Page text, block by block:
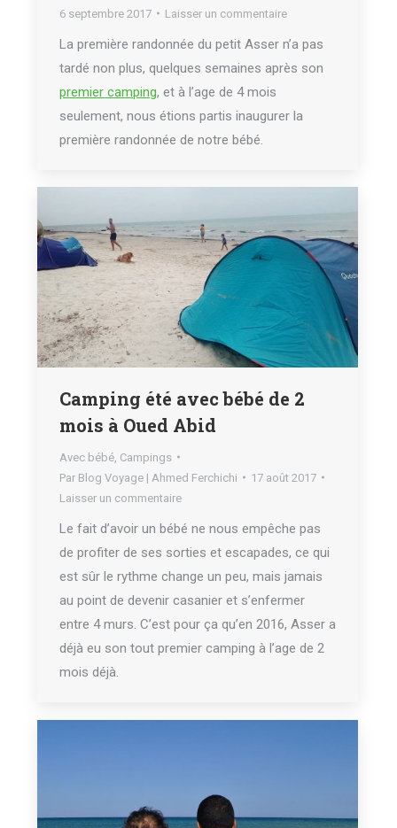
6 septembre 2017 Laisser un commentaire
La première randonnée du petit Asser n’a pas
tardé non plus, quelques semaines après son
premier camping, et à l’age de 4 mois
seulement, nous étions partis inaugurer la
première randonnée de notre bébé.
Camping été avec bébé de 2
mois à Oued Abid
Avec bébé Campings
Par Blog Voyage | Ahmed Ferchichi
17 août 2017
Laisser un commentaire
Le fait d’avoir un bébé ne nous empêche pas
de profiter de ses sorties et escapades, ce qui
est sûr le rythme change un peu, mais jamais
au point de devenir casanier et s’enfermer
entre 4 murs. C’est pour ça qu’en 2016, Asser a
déjà eu son tout premier camping à l’age de 2
mois déjà.